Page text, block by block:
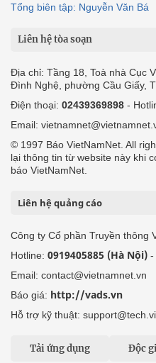
Tổng biên tập: Nguyễn Văn Bá
Liên hệ tòa soạn
Địa chỉ: Tầng 18, Toà nhà Cục
Đình Nghệ, phường Cầu Giấy,
Điện thoại: 02439369898 -
Email:
© 1997 Báo VietNamNet. All
lại thông tin từ website này khi
báo VietNamNet.
Liên hệ quảng cáo
Công ty Cổ phần Truyền thông
Hotline: 0919405885 (Hà Nội) -
Email: contact@vietnamnet.vn
Báo giá: http://vads.vn
Hỗ trợ kỹ thuật:
Tải ứng dụng Độc